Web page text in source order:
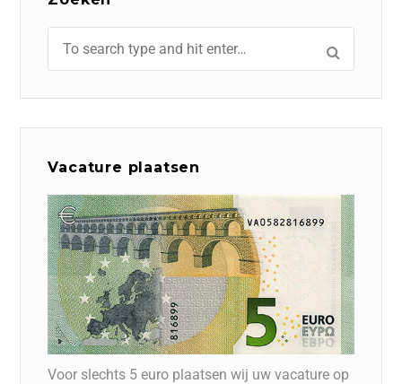
Vacature plaatsen
Voor slechts 5 euro plaatsen wij uw vacature op